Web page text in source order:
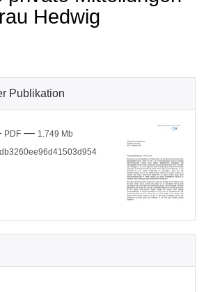
Hedwig
Publikation
PDF — 1.749 Mb